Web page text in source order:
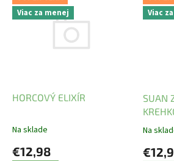
Viac za menej
HORCOVÝ ELIXÍR
Na sklade
€12,98
Viac
SUAN
KVETU
Na